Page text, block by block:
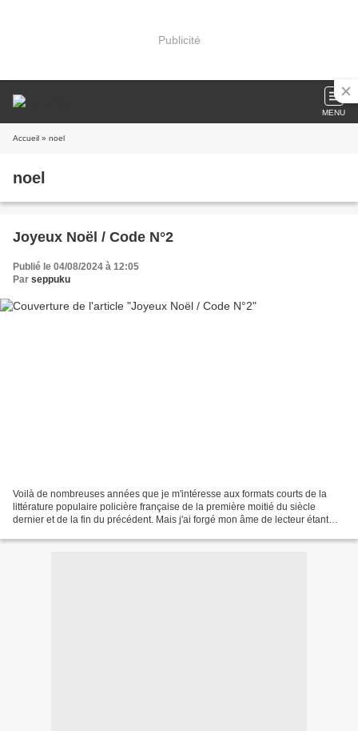
Publicité
MENU
Accueil » noel
noel
Joyeux Noël / Code N°2
Publié le 04/08/2024 à 12:05
Par seppuku
Voilà de nombreuses années que je m'intéresse aux formats courts de la
littérature populaire policière française de la première moitié du siècle
dernier et de la fin du précédent. Mais j'ai forgé mon âme de lecteur étant